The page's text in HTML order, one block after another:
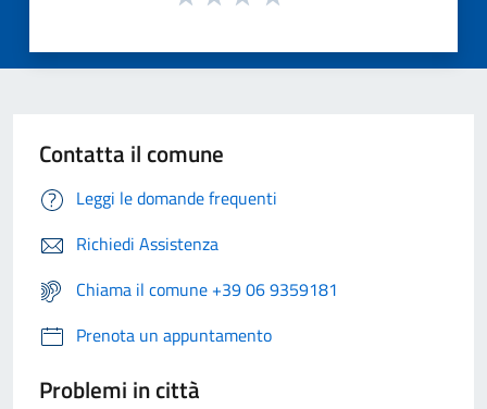
Contatta il comune
Leggi le domande frequenti
Richiedi Assistenza
Chiama il comune +39 06 9359181
Prenota un appuntamento
Problemi in città